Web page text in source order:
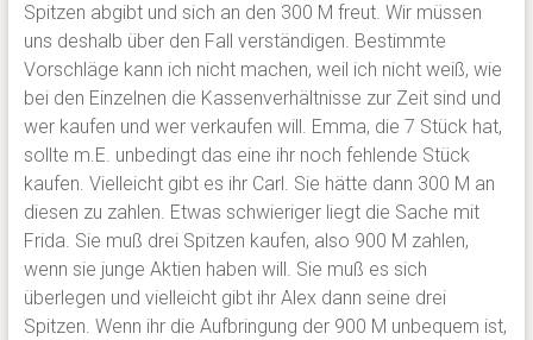
Spitzen abgibt und sich an den 300 M freut. Wir müssen
uns deshalb über den Fall verständigen. Bestimmte
Vorschläge kann ich nicht machen, weil ich nicht weiß, wie
bei den Einzelnen die Kassenverhältnisse zur Zeit sind und
wer kaufen und wer verkaufen will. Emma, die 7 Stück hat,
sollte m.E. unbedingt das eine ihr noch fehlende Stück
kaufen. Vielleicht gibt es ihr Carl. Sie hätte dann 300 M an
diesen zu zahlen. Etwas schwieriger liegt die Sache mit
Frida. Sie muß drei Spitzen kaufen, also 900 M zahlen,
wenn sie junge Aktien haben will. Sie muß es sich
überlegen und vielleicht gibt ihr Alex dann seine drei
Spitzen. Wenn ihr die Aufbringung der 900 M unbequem ist,